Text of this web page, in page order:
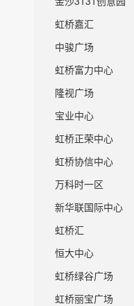
虹桥嘉汇
中骏广场
虹桥富力中心
隆视广场
宝业中心
虹桥正荣中心
虹桥协信中心
万科时一区
新华联国际中心
虹桥汇
恒大中心
虹桥绿谷广场
虹桥丽宝广场